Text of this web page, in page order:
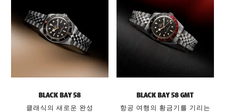
BLACK BAY 58
클래식의 새로운 완성
BLACK BAY 58 GMT
항공 여행의 황금기를 기리는